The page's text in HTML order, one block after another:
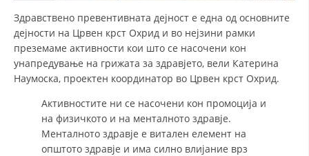
ЗНАЧЕЊЕ НА СЛУЖБАТА ЗА БАРАЊЕ
ФОРМУЛАРИ ЗА БАРАЊА
ПРВА ПОМОШ
КРВОДАРИТЕЛСТВО
Здравствено превентивната дејност е една од основните
дејности на Црвен крст Охрид и во нејзини рамки
преземаме активности кои што се насочени кон
унапредување на грижата за здравјето, вели Катерина
Наумоска, проектен координатор во Црвен крст Охрид.
Активностите ни се насочени кон промоција и
на физичкото и на менталното здравје.
Менталното здравје е витален елемент на
општото здравје и има силно влијание врз